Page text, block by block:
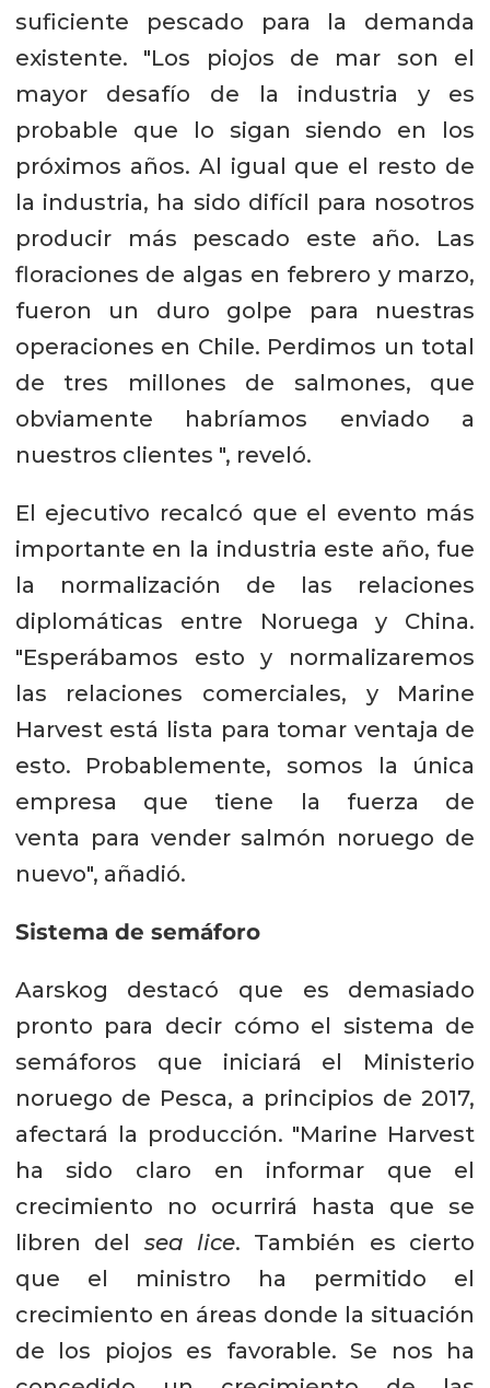
suficiente pescado para la demanda
existente. "Los piojos de mar son el
mayor desafío de la industria y es
probable que lo sigan siendo en los
próximos años. Al igual que el resto de
la industria, ha sido difícil para nosotros
producir más pescado este año. Las
floraciones de algas en febrero y marzo,
fueron un duro golpe para nuestras
operaciones en Chile. Perdimos un total
de tres millones de salmones, que
obviamente habríamos enviado a
nuestros clientes ", reveló.
El ejecutivo recalcó que el evento más
importante en la industria este año, fue
la normalización de las relaciones
diplomáticas entre Noruega y China.
"Esperábamos esto y normalizaremos
las relaciones comerciales, y Marine
Harvest está lista para tomar ventaja de
esto. Probablemente, somos la única
empresa que tiene la fuerza de
venta para vender salmón noruego de
nuevo", añadió.
Sistema de semáforo
Aarskog destacó que es demasiado
pronto para decir cómo el sistema de
semáforos que iniciará el Ministerio
noruego de Pesca, a principios de 2017,
afectará la producción. "Marine Harvest
ha sido claro en informar que el
crecimiento no ocurrirá hasta que se
libren del sea lice. También es cierto
que el ministro ha permitido el
crecimiento en áreas donde la situación
de los piojos es favorable. Se nos ha